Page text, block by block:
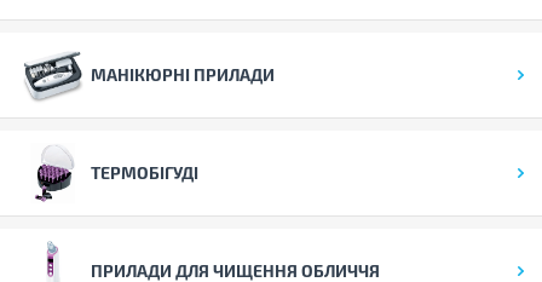
МАНІКЮРНІ ПРИЛАДИ
ТЕРМОБІГУДІ
ПРИЛАДИ ДЛЯ ЧИЩЕННЯ ОБЛИЧЧЯ